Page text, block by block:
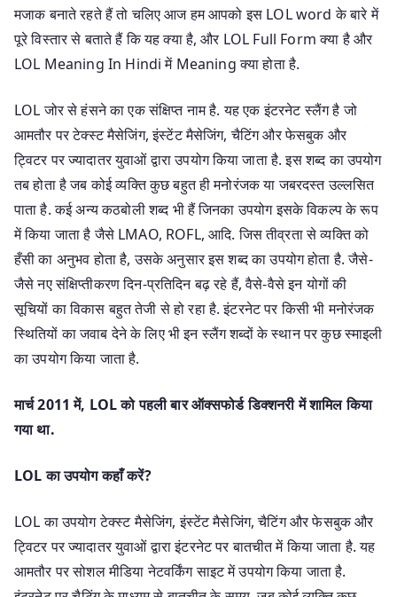
मजाक बनाते रहते हैं तो चलिए आज हम आपको इस LOL word के बारे में
पूरे विस्तार से बताते हैं कि यह क्या है, और LOL Full Form क्या है और
LOL Meaning In Hindi में Meaning क्या होता है.
LOL जोर से हंसने का एक संक्षिप्त नाम है. यह एक इंटरनेट स्लैंग है जो
आमतौर पर टेक्स्ट मैसेजिंग, इंस्टेंट मैसेजिंग, चैटिंग और फेसबुक और
ट्विटर पर ज्यादातर युवाओं द्वारा उपयोग किया जाता है. इस शब्द का उपयोग
तब होता है जब कोई व्यक्ति कुछ बहुत ही मनोरंजक या जबरदस्त उल्लसित
पाता है. कई अन्य कठबोली शब्द भी हैं जिनका उपयोग इसके विकल्प के रूप
में किया जाता है जैसे LMAO, ROFL, आदि. जिस तीव्रता से व्यक्ति को
हँसी का अनुभव होता है, उसके अनुसार इस शब्द का उपयोग होता है. जैसे-
जैसे नए संक्षिप्तीकरण दिन-प्रतिदिन बढ़ रहे हैं, वैसे-वैसे इन योगों की
सूचियों का विकास बहुत तेजी से हो रहा है. इंटरनेट पर किसी भी मनोरंजक
स्थितियों का जवाब देने के लिए भी इन स्लैंग शब्दों के स्थान पर कुछ स्माइली
का उपयोग किया जाता है.
मार्च 2011 में, LOL को पहली बार ऑक्सफोर्ड डिक्शनरी में शामिल किया
गया था.
LOL का उपयोग कहाँ करें?
LOL का उपयोग टेक्स्ट मैसेजिंग, इंस्टेंट मैसेजिंग, चैटिंग और फेसबुक और
ट्विटर पर ज्यादातर युवाओं द्वारा इंटरनेट पर बातचीत में किया जाता है. यह
आमतौर पर सोशल मीडिया नेटवर्किंग साइट में उपयोग किया जाता है.